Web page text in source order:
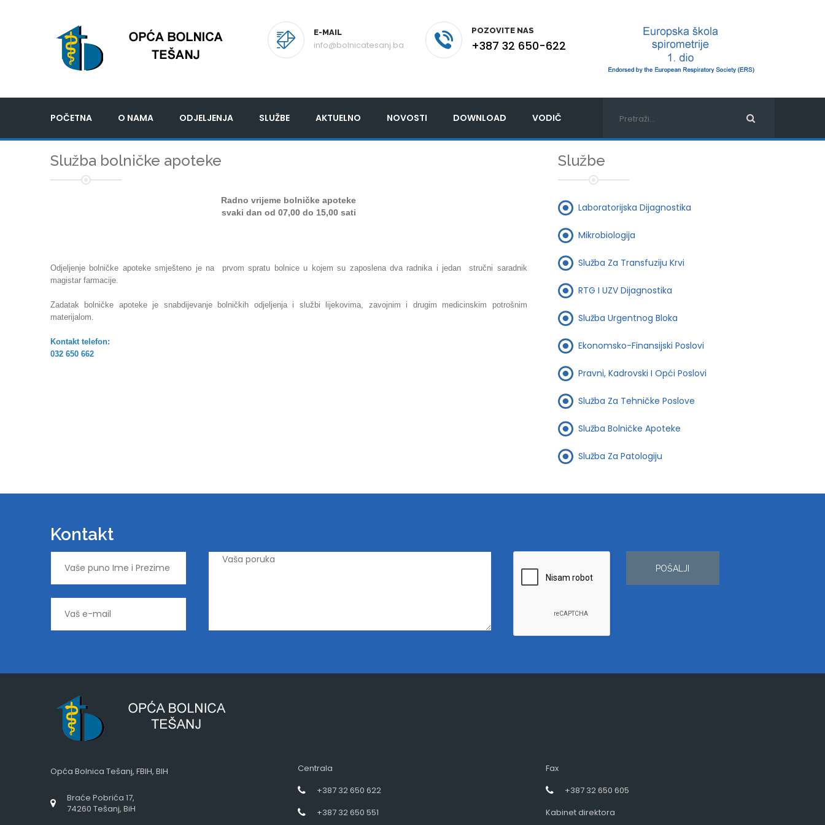
E-MAIL
info@bolnicatesanj.ba
POZOVITE NAS
+387 32 650-622
POČETNA O NAMA ODJELJENJA SLUŽBE AKTUELNO NOVOSTI DOWNLOAD VODIČ
Služba bolničke apoteke
Radno vrijeme bolničke apoteke
svaki dan od 07,00 do 15,00 sati
Odjeljenje bolničke apoteke smješteno je na prvom spratu bolnice u kojem su zaposlena dva radnikai jedan stručni saradnik
magistar farmacije.
Zadatak bolničke apoteke je snabdijevanje bolničkih odjeljenja i službi lijekovima, zavojnim i drugim medicinskim potrošnim
materijalom.
Kontakt telefon:
032 650 662
Službe
Laboratorijska Dijagnostika
Mikrobiologija
Služba Za Transfuziju Krvi
RTG I UZV Dijagnostika
Služba Urgentnog Bloka
Ekonomsko-Finansijski Poslovi
Pravni, Kadrovski I Opći Poslovi
Služba Za Tehničke Poslove
Služba Bolničke Apoteke
Služba Za Patologiju
Kontakt
POŠALJI
Opća Bolnica Tešanj, FBIH, BIH
Braće Pobrića 17,
74260 Tešanj, BiH
Centrala
+387 32 650 622
+387 32 650 551
Fax
+387 32 650 605
Kabinet direktora